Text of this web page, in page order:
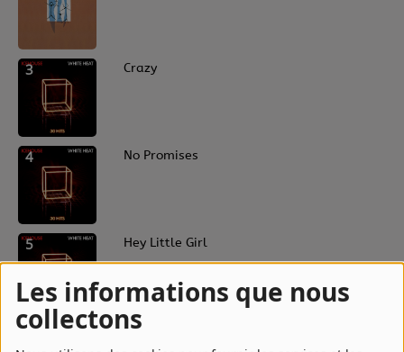
Les informations que nous
collectons
3 Crazy
4 No Promises
5 Hey Little Girl
6 Hey, Little Girl